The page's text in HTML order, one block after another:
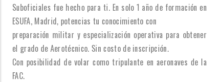
Suboficiales fue hecho para ti. En solo 1 año de formación en
ESUFA, Madrid, potencias tu conocimiento con
preparación militar y especialización operativa para obtener
el grado de Aerotécnico. Sin costo de inscripción.
Con posibilidad de volar como tripulante en aeronaves de la
FAC.